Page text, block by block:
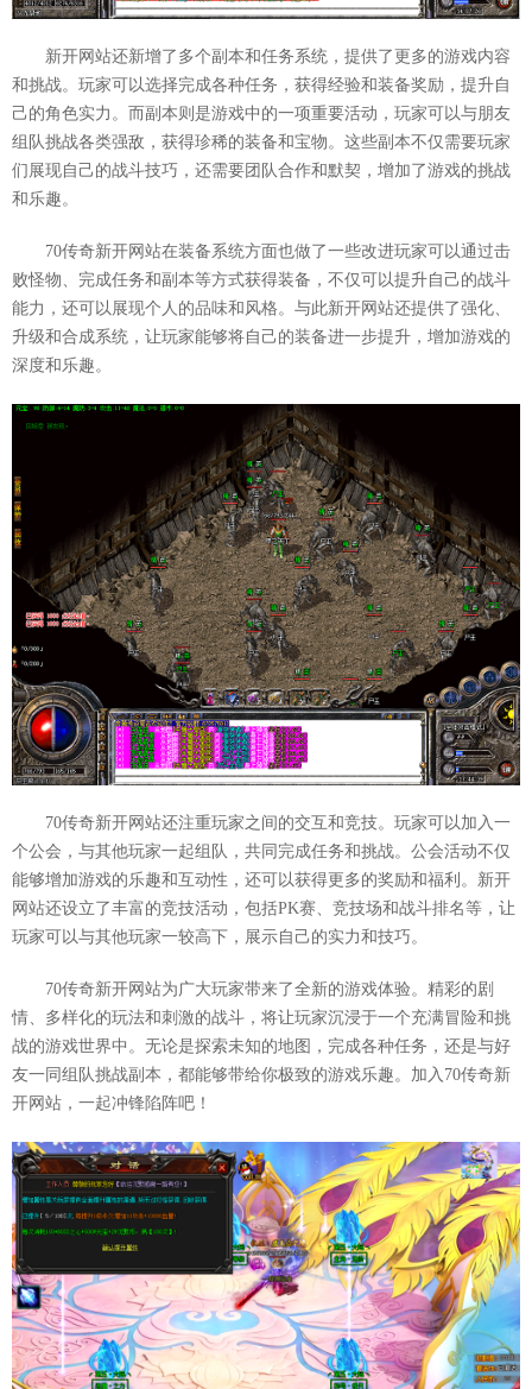
新开网站还新增了多个副本和任务系统，提供了更多的游戏内容
和挑战。玩家可以选择完成各种任务，获得经验和装备奖励，提升自
己的角色实力。而副本则是游戏中的一项重要活动，玩家可以与朋友
组队挑战各类强敌，获得珍稀的装备和宝物。这些副本不仅需要玩家
们展现自己的战斗技巧，还需要团队合作和默契，增加了游戏的挑战
和乐趣。
70传奇新开网站在装备系统方面也做了一些改进玩家可以通过击
败怪物、完成任务和副本等方式获得装备，不仅可以提升自己的战斗
能力，还可以展现个人的品味和风格。与此新开网站还提供了强化、
升级和合成系统，让玩家能够将自己的装备进一步提升，增加游戏的
深度和乐趣。
70传奇新开网站还注重玩家之间的交互和竞技。玩家可以加入一
个公会，与其他玩家一起组队，共同完成任务和挑战。公会活动不仅
能够增加游戏的乐趣和互动性，还可以获得更多的奖励和福利。新开
网站还设立了丰富的竞技活动，包括PK赛、竞技场和战斗排名等，让
玩家可以与其他玩家一较高下，展示自己的实力和技巧。
70传奇新开网站为广大玩家带来了全新的游戏体验。精彩的剧
情、多样化的玩法和刺激的战斗，将让玩家沉浸于一个充满冒险和挑
战的游戏世界中。无论是探索未知的地图，完成各种任务，还是与好
友一同组队挑战副本，都能够带给你极致的游戏乐趣。加入70传奇新
开网站，一起冲锋陷阵吧！